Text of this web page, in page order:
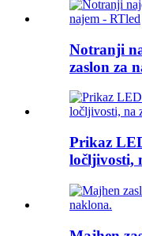
Notranji
zaslon za
Prikaz
ločljivosti,